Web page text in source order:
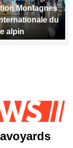
Montagnes
du
alpin